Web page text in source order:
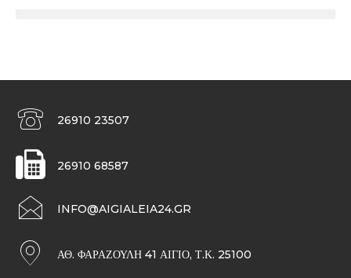
26910 23507
26910 68587
INFO@AIGIALEIA24.GR
ΑΘ. ΦΑΡΑΖΟΥΛΉ 41 ΑΊΓΙΟ, Τ.Κ. 25100